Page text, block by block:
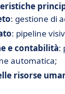
: gestione di
: pipeline
e contabilità:
automatica;
risorse